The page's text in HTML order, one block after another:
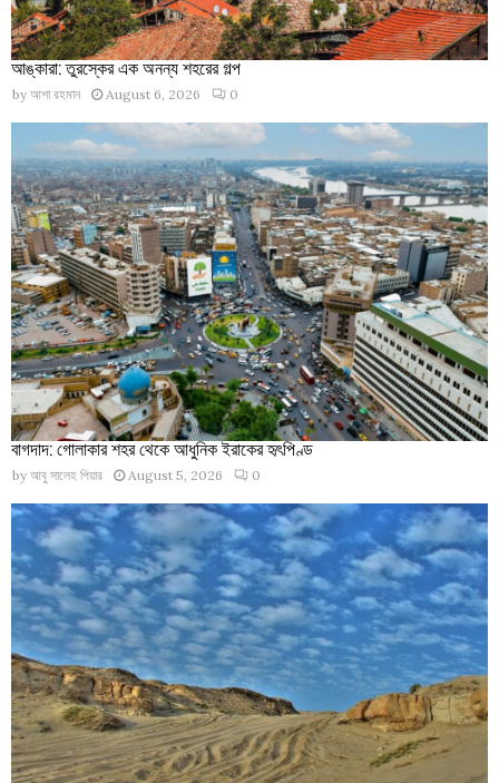
আঙ্কারা: তুরস্কের এক অনন্য শহরের গল্প
by আশা রহমান August 6, 2026 0
বাগদাদ: গোলাকার শহর থেকে আধুনিক ইরাকের হৃৎপিণ্ড
by আবু সালেহ পিয়ার August 5, 2026 0